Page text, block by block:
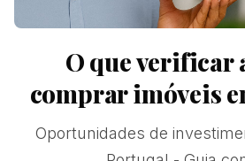
O que verificar
comprar imóveis
Oportunidades de